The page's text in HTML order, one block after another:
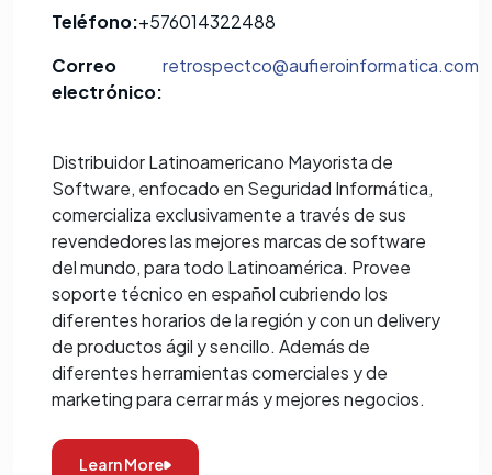
Teléfono:+576014322488
Correo
electrónico:
retrospectco@aufieroinformatica.com
Distribuidor Latinoamericano Mayorista de
Software, enfocado en Seguridad Informática,
comercializa exclusivamente a través de sus
revendedores las mejores marcas de software
del mundo, para todo Latinoamérica. Provee
soporte técnico en español cubriendo los
diferentes horarios de la región y con un delivery
de productos ágil y sencillo. Además de
diferentes herramientas comerciales y de
marketing para cerrar más y mejores negocios.
Learn More